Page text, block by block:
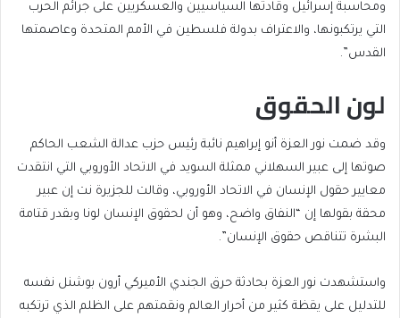
ومحاسبة إسرائيل وقادتها السياسيين والعسكريين على جرائم الحرب
التي يرتكبونها، والاعتراف بدولة فلسطين في الأمم المتحدة وعاصمتها
القدس”.
لون الحقوق
وقد ضمت نور العزة أنو إبراهيم نائبة رئيس حزب عدالة الشعب الحاكم
صوتها إلى عبير السهلاني ممثلة السويد في الاتحاد الأوروبي التي انتقدت
معايير حقول الإنسان في الاتحاد الأوروبي، وقالت للجزيرة نت إن عبير
محقة بقولها إن “النفاق واضح، وهو أن لحقوق الإنسان لونا وبقدر قتامة
البشرة تتناقص حقوق الإنسان”.
واستشهدت نور العزة بحادثة حرق الجندي الأميركي أرون بوشنل نفسه
للتدليل على يقظة كثير من أحرار العالم ونقمتهم على الظلم الذي ترتكبه